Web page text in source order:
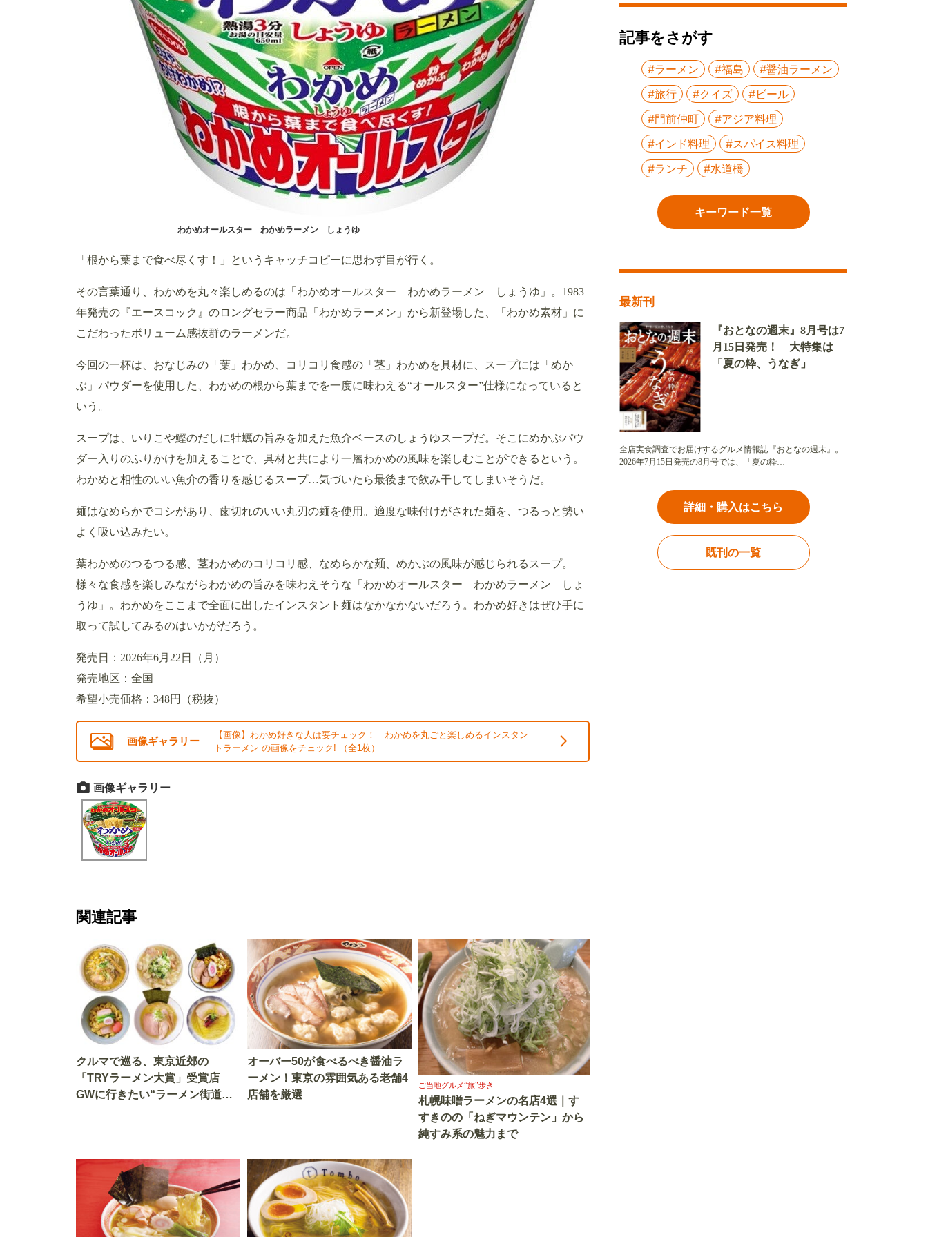
わかめオールスター わかめラーメン しょうゆ
「根から葉まで食べ尽くす！」というキャッチコピーに思わず目が行く。
その言葉通り、わかめを丸々楽しめるのは「わかめオールスター わかめラーメン しょうゆ」。1983
年発売の『エースコック』のロングセラー商品「わかめラーメン」から新登場した、「わかめ素材」に
こだわったボリューム感抜群のラーメンだ。
今回の一杯は、おなじみの「葉」わかめ、コリコリ食感の「茎」わかめを具材に、スープには「めか
ぶ」パウダーを使用した、わかめの根から葉までを一度に味わえる“オールスター”仕様になっていると
いう。
スープは、いりこや鰹のだしに牡蠣の旨みを加えた魚介ベースのしょうゆスープだ。そこにめかぶパウ
ダー入りのふりかけを加えることで、具材と共により一層わかめの風味を楽しむことができるという。
わかめと相性のいい魚介の香りを感じるスープ…気づいたら最後まで飲み干してしまいそうだ。
麺はなめらかでコシがあり、歯切れのいい丸刃の麺を使用。適度な味付けがされた麺を、つるっと勢い
よく吸い込みたい。
葉わかめのつるつる感、茎わかめのコリコリ感、なめらかな麺、めかぶの風味が感じられるスープ。
様々な食感を楽しみながらわかめの旨みを味わえそうな「わかめオールスター わかめラーメン しょ
うゆ」。わかめをここまで全面に出したインスタント麺はなかなかないだろう。わかめ好きはぜひ手に
取って試してみるのはいかがだろう。
発売日：2026年6月22日（月）
発売地区：全国
希望小売価格：348円（税抜）
画像ギャラリー
【画像】わかめ好きな人は要チェック！ わかめを丸ごと楽しめるインスタン
トラーメン の画像をチェック! （全1枚）
画像ギャラリー
関連記事
クルマで巡る、東京近郊の
「TRYラーメン大賞」受賞店
GWに行きたい“ラーメン街道ま
オーバー50が食べるべき醤油ラ
ーメン！東京の雰囲気ある老舗4
店舗を厳選
ご当地グルメ“旅”歩き
札幌味噌ラーメンの名店4選｜す
すきのの「ねぎマウンテン」から
純すみ系の魅力まで
記事をさがす
#ラーメン #福島
#醤油ラーメン
#旅行
#クイズ
#ビール
#門前仲町
#アジア料理
#インド料理
#スパイス料理
#ランチ
#水道橋
キーワード一覧
最新刊
『おとなの週末』8月号は7
月15日発売！ 大特集は
「夏の粋、うなぎ」
全店実食調査でお届けするグルメ情報誌『おとなの週末』。
2026年7月15日発売の8月号では、「夏の粋…
詳細・購入はこちら
既刊の一覧